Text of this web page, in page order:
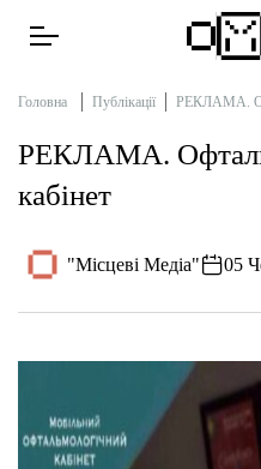
Новини
Інтерв’ю
Про нас
Головна Публікації РЕКЛАМА.
РЕКЛАМА.
кабінет
"Місцеві Медіа" 05